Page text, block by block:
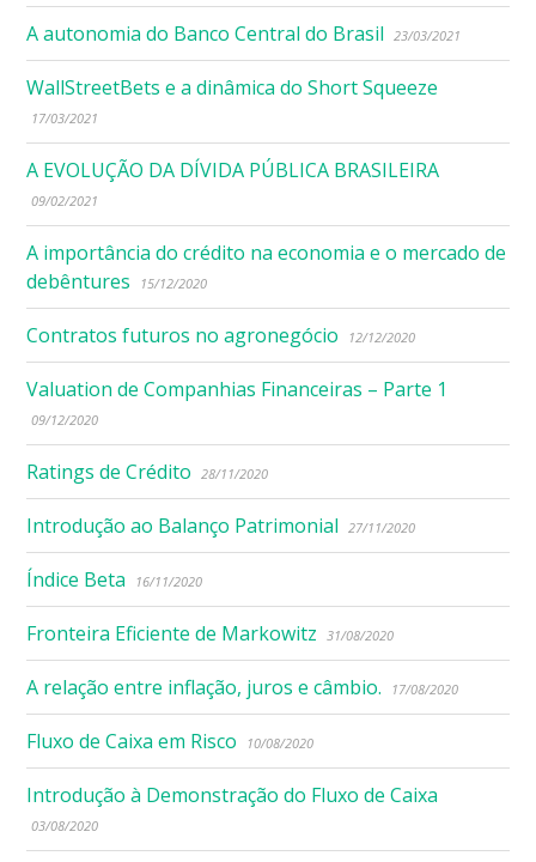
A autonomia do Banco Central do Brasil 23/03/2021
WallStreetBets e a dinâmica do Short Squeeze
17/03/2021
A EVOLUÇÃO DA DÍVIDA PÚBLICA BRASILEIRA
09/02/2021
A importância do crédito na economia e o mercado de
debêntures
15/12/2020
Contratos futuros no agronegócio 12/12/2020
Valuation de Companhias Financeiras – Parte 1
09/12/2020
Ratings de Crédito 28/11/2020
Introdução ao Balanço Patrimonial 27/11/2020
Índice Beta 16/11/2020
Fronteira Eficiente de Markowitz 31/08/2020
A relação entre inflação, juros e câmbio. 17/08/2020
Fluxo de Caixa em Risco 10/08/2020
Introdução à Demonstração do Fluxo de Caixa
03/08/2020